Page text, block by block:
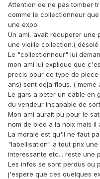
Attention de ne pas tomber
comme le collectionneur
une expo.
Un ami, avait récuperer une
une vieille collection.(
Le "collectionneur" lui
mon ami lui explique que
precis pour ce type de
ans) sont deja flous. ( meme
Le gars a peter un cable en
du vendeur incapable de
Mon ami aurait pu pour le
nom de bled a la noix mais
La morale est qu'il ne faut
"labellisation" a tout prix
interessante etc... reste une
Les infos se sont perdus ou
j'espere que ces quelques